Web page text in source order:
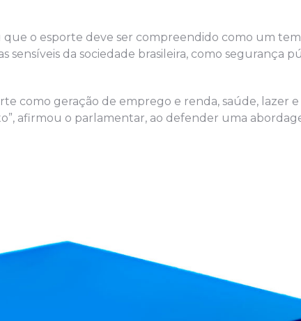
que o esporte deve ser compreendido como um
da sociedade brasileira, como segurança
como geração de emprego e renda, saúde, lazer e
afirmou o parlamentar, ao defender uma